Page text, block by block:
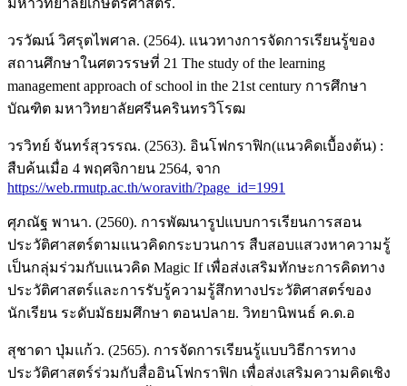
มหาวิทยาลัยเกษตรศาสตร์.
วรวัฒน์ วิศรุตไพศาล. (2564). แนวทางการจัดการเรียนรู้ของ
สถานศึกษาในศตวรรษที่ 21 The study of the learning
management approach of school in the 21st century การศึกษา
บัณฑิต มหาวิทยาลัยศรีนครินทรวิโรฒ
วรวิทย์ จันทร์สุวรรณ. (2563). อินโฟกราฟิก(แนวคิดเบื้องต้น) :
สืบค้นเมื่อ 4 พฤศจิกายน 2564, จาก
https://web.rmutp.ac.th/woravith/?page_id=1991
ศุภณัฐ พานา. (2560). การพัฒนารูปแบบการเรียนการสอน
ประวัติศาสตร์ตามแนวคิดกระบวนการ สืบสอบแสวงหาความรู้
เป็นกลุ่มร่วมกับแนวคิด Magic If เพื่อส่งเสริมทักษะการคิดทาง
ประวัติศาสตร์และการรับรู้ความรู้สึกทางประวัติศาสตร์ของ
นักเรียน ระดับมัธยมศึกษา ตอนปลาย. วิทยานิพนธ์ ค.ด.อ
สุชาดา ปุ่มแก้ว. (2565). การจัดการเรียนรู้แบบวิธีการทาง
ประวัติศาสตร์ร่วมกับสื่ออินโฟกราฟิก เพื่อส่งเสริมความคิดเชิง